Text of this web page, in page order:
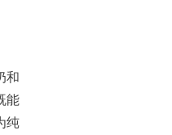
和
能
纯